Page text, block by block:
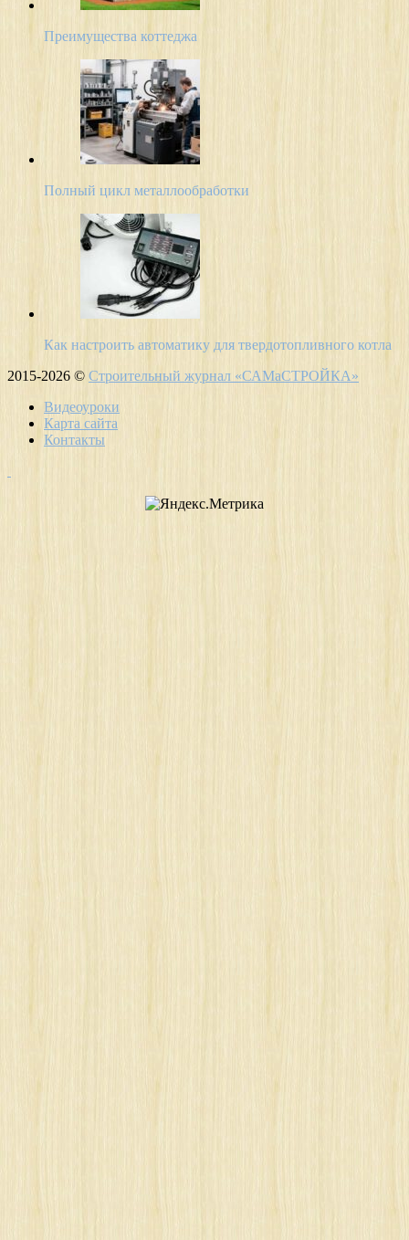
Преимущества коттеджа
Полный цикл металлообработки
Как настроить автоматику для твердотопливного котла
2015-2026 © Строительный журнал «САМаСТРОЙКА»
Видеоуроки
Карта сайта
Контакты